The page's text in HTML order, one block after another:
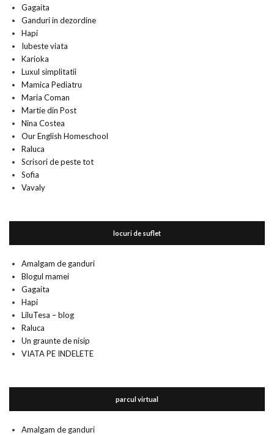
Gagaita
Ganduri in dezordine
Hapi
Iubeste viata
Karioka
Luxul simplitatii
Mamica Pediatru
Maria Coman
Martie din Post
Nina Costea
Our English Homeschool
Raluca
Scrisori de peste tot
Sofia
Vavaly
locuri de suflet
Amalgam de ganduri
Blogul mamei
Gagaita
Hapi
LiluTesa – blog
Raluca
Un graunte de nisip
VIATA PE INDELETE
parcul virtual
Amalgam de ganduri